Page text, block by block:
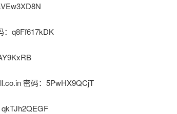
：q8Ff617kDK
密码：5PwHX9QCjT